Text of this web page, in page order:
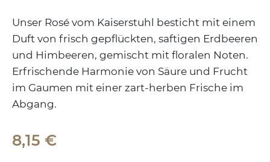
Unser Rosé vom Kaiserstuhl besticht mit einem
Duft von frisch gepflückten, saftigen Erdbeeren
und Himbeeren, gemischt mit floralen Noten.
Erfrischende Harmonie von Säure und Frucht
im Gaumen mit einer zart-herben Frische im
Abgang.
8,15 €